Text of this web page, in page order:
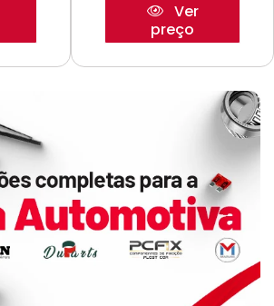
Ver
preço